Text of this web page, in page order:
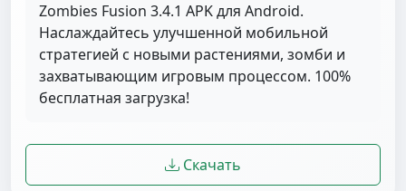
Zombies Fusion 3.4.1 APK для Android.
Наслаждайтесь улучшенной мобильной
стратегией с новыми растениями, зомби и
захватывающим игровым процессом. 100%
бесплатная загрузка!
Скачать